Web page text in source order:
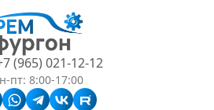
(965) 021-12-12
пт: 8:00-17:00